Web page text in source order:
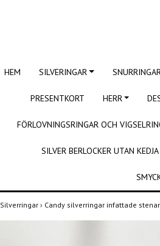
HEM SILVERINGAR
PRESENTKORT HERR
FÖRLOVNINGSRINGAR OCH
SILVER BERLOCKER UTAN KEDJA
Silverringar › Candy silverringar infattade stenar